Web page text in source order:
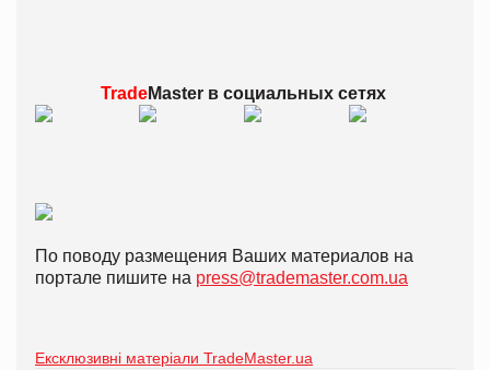
TradeMaster всоциальных сетях
По поводу размещения Ваших материалов на
портале пишите на press@trademaster.com.ua
Ексклюзивні матеріали TradeMaster.ua